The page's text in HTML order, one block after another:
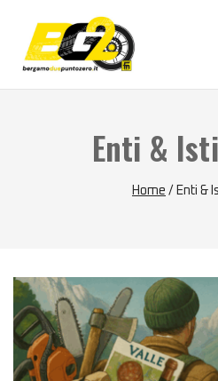
content
Enti &
Home / Enti &